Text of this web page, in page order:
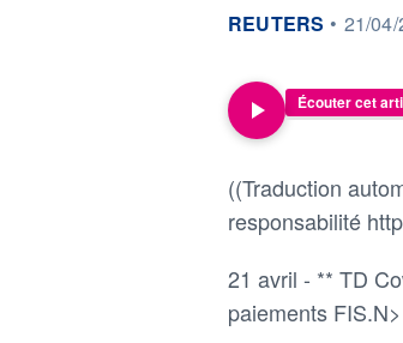
information fournie
REUTERS • 21/
Écouter cet
((Traduction
responsabilité
21 avril - ** TD
paiements